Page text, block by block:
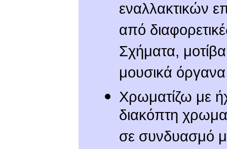
εναλλακτικών
από
Σχήματα,
μουσικά
Χρωματίζω με
διακόπτη
σε συνδυασμό